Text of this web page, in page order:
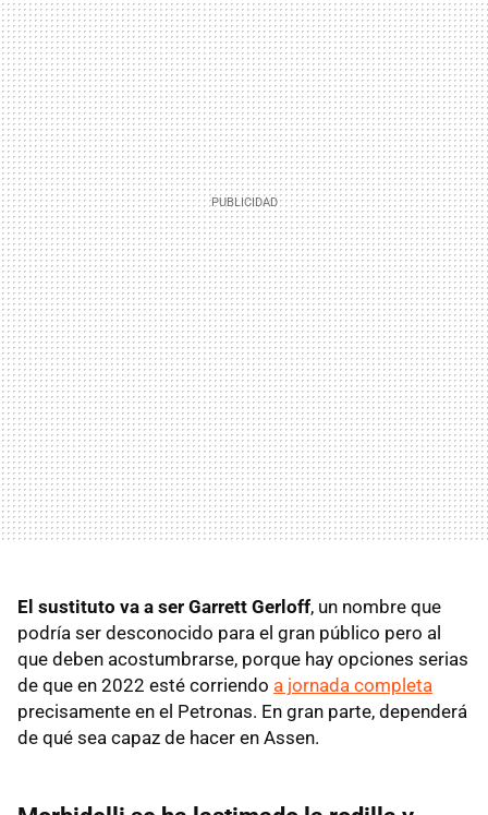
El sustituto va a ser Garrett Gerloff, un nombre que
podría ser desconocido para el gran público pero al
que deben acostumbrarse, porque hay opciones serias
de que en 2022 esté corriendo a jornada completa
precisamente en el Petronas. En gran parte, dependerá
de qué sea capaz de hacer en Assen.